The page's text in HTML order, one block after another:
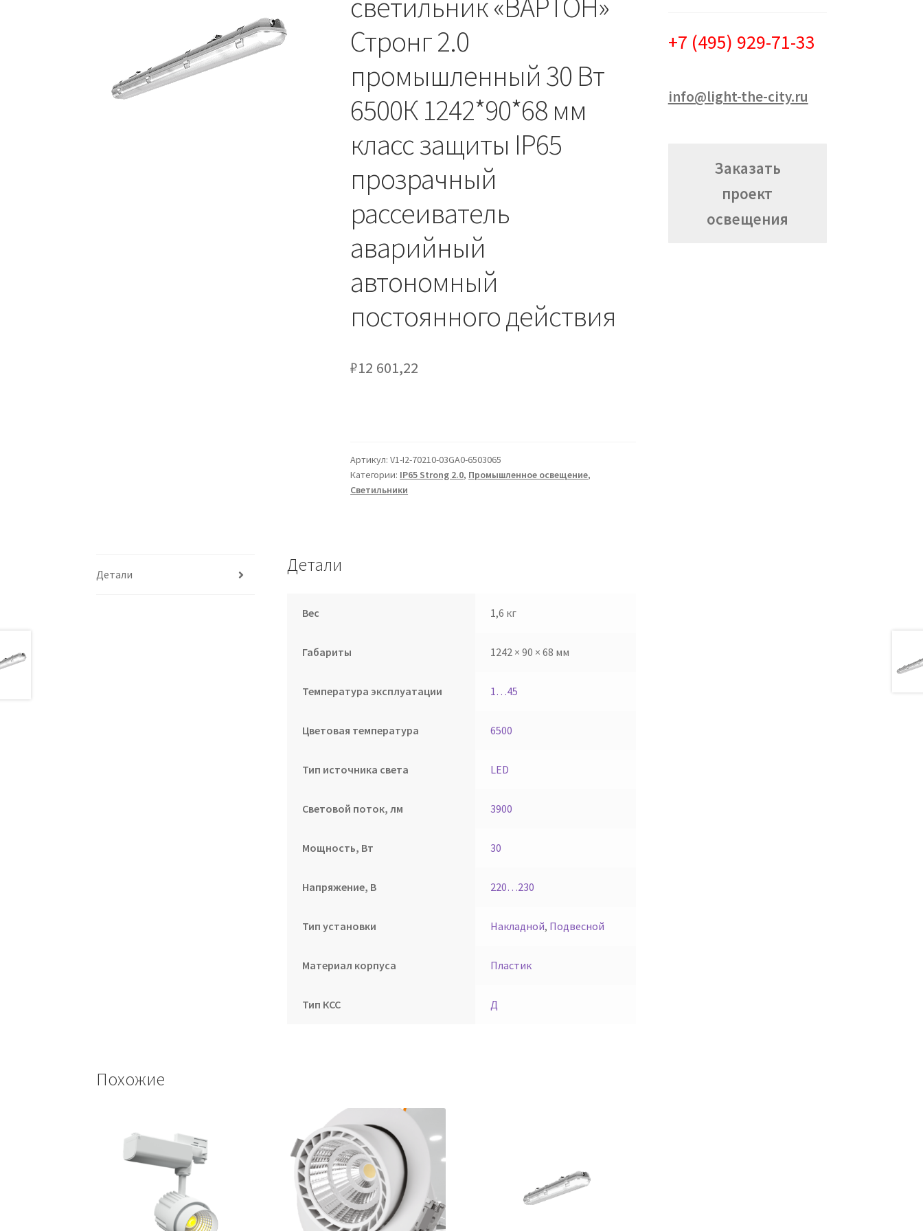
Стронг 2.0
промышленный 30 Вт
6500К 1242*90*68 мм
класс защиты IP65
прозрачный
рассеиватель
аварийный
автономный
постоянного действия
₽12 601,22
Артикул:V1-I2-70210-03GA0-6503065
Категории: IP65 Strong 2.0, Промышленное освещение,
Светильники
Детали Детали
Вес 1,6 кг
Габариты 1242 × 90 × 68 мм
Температура эксплуатации 1…45
Цветовая температура 6500
Тип источника света LED
Световой поток, лм 3900
Мощность, Вт 30
Напряжение, В 220…230
Тип установки Накладной, Подвесной
Материал корпуса Пластик
Тип КСС Д
Похожие
+7 (495) 929-71-33
info@light-the-city.ru
Заказать
проект
освещения